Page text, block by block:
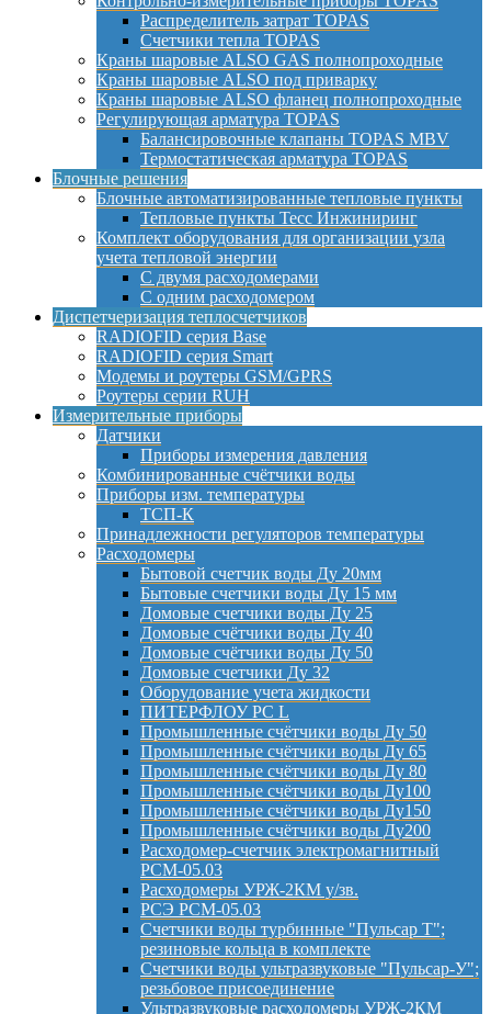
Распределитель затрат TOPAS
Счетчики тепла TOPAS
Краны шаровые ALSO GAS полнопроходные
Краны шаровые ALSO под приварку
Краны шаровые ALSO фланец полнопроходные
Регулирующая арматура TOPAS
Балансировочные клапаны TOPAS MBV
Термостатическая арматура TOPAS
Блочные решения
Блочные автоматизированные тепловые пункты
Тепловые пункты Тесс Инжиниринг
Комплект оборудования для организации узла
учета тепловой энергии
С двумя расходомерами
С одним расходомером
Диспетчеризация теплосчетчиков
RADIOFID серия Base
RADIOFID серия Smart
Модемы и роутеры GSM/GPRS
Роутеры серии RUH
Измерительные приборы
Датчики
Приборы измерения давления
Комбинированные счётчики воды
Приборы изм. температуры
ТСП-К
Принадлежности регуляторов температуры
Расходомеры
Бытовой счетчик воды Ду 20мм
Бытовые счетчики воды Ду 15 мм
Домовые счетчики воды Ду 25
Домовые счётчики воды Ду 40
Домовые счётчики воды Ду 50
Домовые счетчики Ду 32
Оборудование учета жидкости
ПИТЕРФЛОУ РС L
Промышленные счётчики воды Ду 50
Промышленные счётчики воды Ду 65
Промышленные счётчики воды Ду 80
Промышленные счётчики воды Ду100
Промышленные счётчики воды Ду150
Промышленные счётчики воды Ду200
Расходомер-счетчик электромагнитный
РСМ-05.03
Расходомеры УРЖ-2КМ у/зв.
РСЭ РСМ-05.03
Счетчики воды турбинные "Пульсар Т";
резиновые кольца в комплекте
Счетчики воды ультразвуковые "Пульсар-У";
резьбовое присоединение
Ультразвуковые расходомеры УРЖ-2КМ